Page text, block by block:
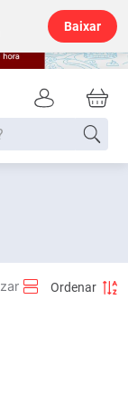
Baixar